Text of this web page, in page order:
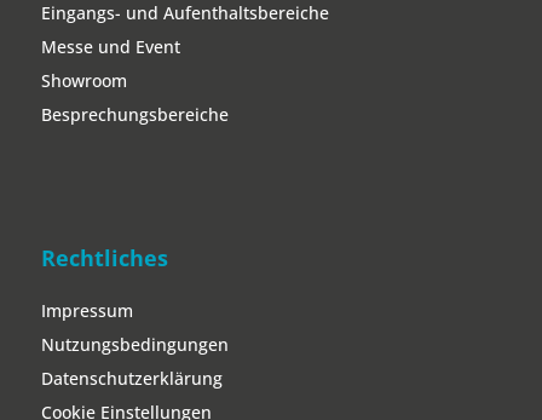
Eingangs- und Aufenthaltsbereiche
Messe und Event
Showroom
Besprechungsbereiche
Rechtliches
Impressum
Nutzungsbedingungen
Datenschutzerklärung
Cookie Einstellungen